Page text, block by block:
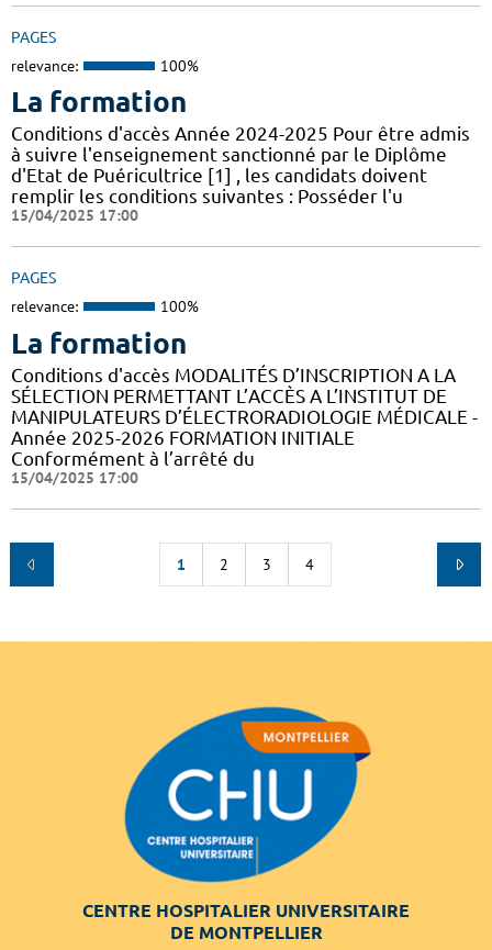
PAGES
relevance: 100%
La formation
Conditions d'accès Année 2024-2025 Pour être admis
à suivre l'enseignement sanctionné par le Diplôme
d'Etat de Puéricultrice [1] , les candidats doivent
remplir les conditions suivantes : Posséder l'u
15/04/2025 17:00
PAGES
relevance: 100%
La formation
Conditions d'accès MODALITÉS D’INSCRIPTION A LA
SÉLECTION PERMETTANT L’ACCÈS A L’INSTITUT DE
MANIPULATEURS D’ÉLECTRORADIOLOGIE MÉDICALE -
Année 2025-2026 FORMATION INITIALE
Conformément à l’arrêté du
15/04/2025 17:00
1 2 3 4
CENTRE HOSPITALIER UNIVERSITAIRE
DE MONTPELLIER